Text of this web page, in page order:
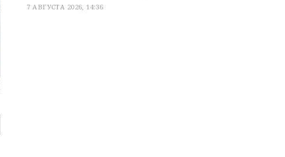
7 АВГУСТА 2026, 14:36